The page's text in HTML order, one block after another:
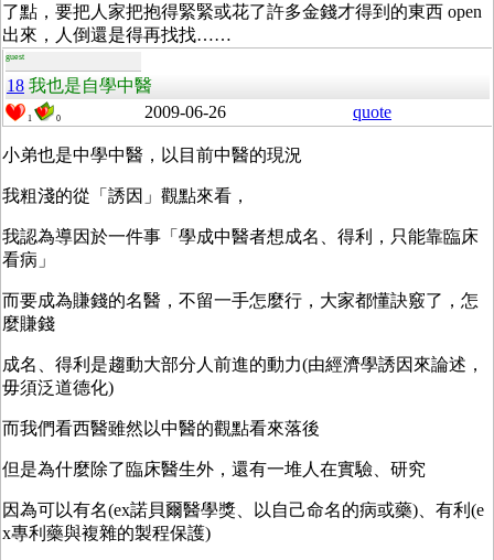
了點，要把人家把抱得緊緊或花了許多金錢才得到的東西 open
出來，人倒還是得再找找……
guest
18 我也是自學中醫
1 0 2009-06-26 quote
小弟也是中學中醫，以目前中醫的現況
我粗淺的從「誘因」觀點來看，
我認為導因於一件事「學成中醫者想成名、得利，只能靠臨床
看病」
而要成為賺錢的名醫，不留一手怎麼行，大家都懂訣竅了，怎
麼賺錢
成名、得利是趨動大部分人前進的動力(由經濟學誘因來論述，
毋須泛道德化)
而我們看西醫雖然以中醫的觀點看來落後
但是為什麼除了臨床醫生外，還有一堆人在實驗、研究
因為可以有名(ex諾貝爾醫學獎、以自己命名的病或藥)、有利(e
x專利藥與複雜的製程保護)